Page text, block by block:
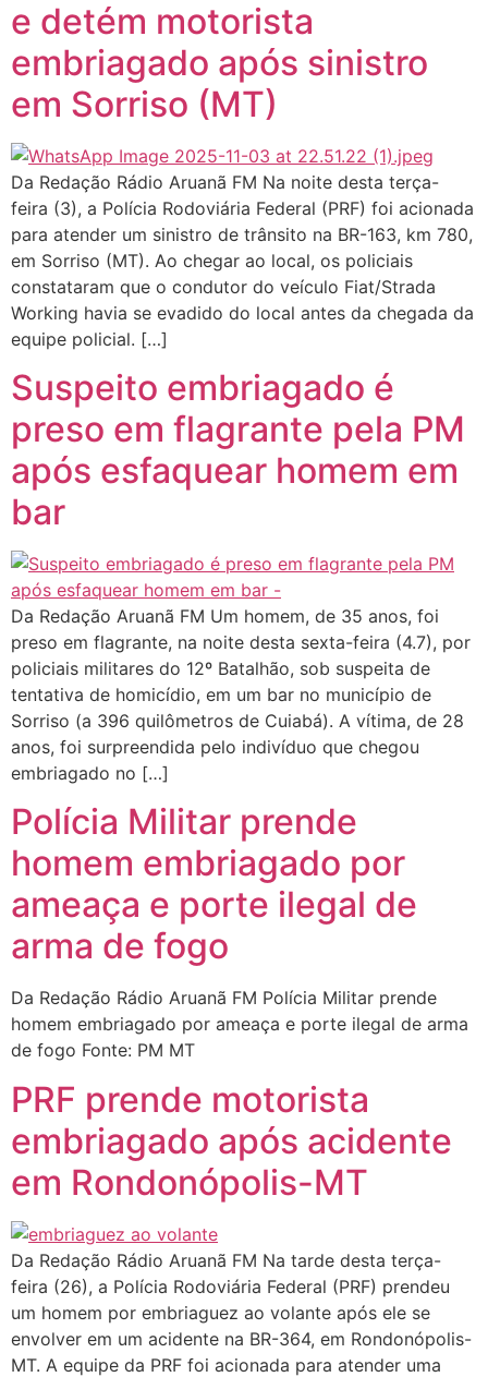
e detém motorista
embriagado após sinistro
em Sorriso (MT)
Da Redação Rádio Aruanã FM Na noite desta terça-
feira (3), a Polícia Rodoviária Federal (PRF) foi acionada
para atender um sinistro de trânsito na BR-163, km 780,
em Sorriso (MT). Ao chegar ao local, os policiais
constataram que o condutor do veículo Fiat/Strada
Working havia se evadido do local antes da chegada da
equipe policial. […]
Suspeito embriagado é
preso em flagrante pela PM
após esfaquear homem em
bar
Da Redação Aruanã FM Um homem, de 35 anos, foi
preso em flagrante, na noite desta sexta-feira (4.7), por
policiais militares do 12º Batalhão, sob suspeita de
tentativa de homicídio, em um bar no município de
Sorriso (a 396 quilômetros de Cuiabá). A vítima, de 28
anos, foi surpreendida pelo indivíduo que chegou
embriagado no […]
Polícia Militar prende
homem embriagado por
ameaça e porte ilegal de
arma de fogo
Da Redação Rádio Aruanã FM Polícia Militar prende
homem embriagado por ameaça e porte ilegal de arma
de fogo Fonte: PM MT
PRF prende motorista
embriagado após acidente
em Rondonópolis-MT
Da Redação Rádio Aruanã FM Na tarde desta terça-
feira (26), a Polícia Rodoviária Federal (PRF) prendeu
um homem por embriaguez ao volante após ele se
envolver em um acidente na BR-364, em Rondonópolis-
MT. A equipe da PRF foi acionada para atender uma